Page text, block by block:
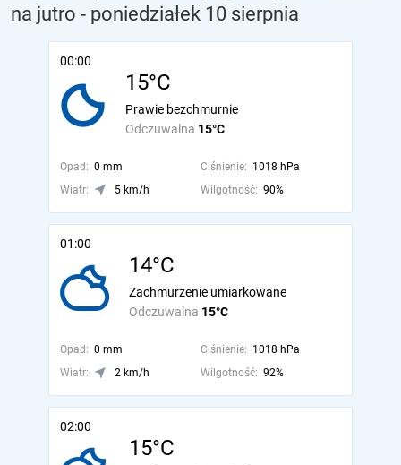
na jutro - poniedziałek 10 sierpnia
00:00
15°C
Odczuwalna 15°C
Prawie bezchmurnie
Opad: 0 mm Ciśnienie: 1018 hPa
Wiatr:
5 km/h Wilgotność: 90%
01:00
14°C
Odczuwalna 15°C
Zachmurzenie umiarkowane
Opad: 0 mm Ciśnienie: 1018 hPa
Wiatr:
2 km/h Wilgotność: 92%
02:00
15°C